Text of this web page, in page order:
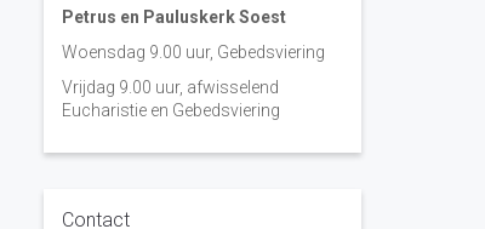
Petrus en Pauluskerk Soest
Woensdag 9.00 uur, Gebedsviering
Vrijdag 9.00 uur, afwisselend
Eucharistie en Gebedsviering
Contact